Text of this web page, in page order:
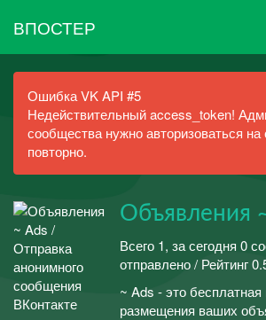
ВПОСТЕР
Ошибка VK API #5
Недействительный access_token!
сообщества нужно авторизоваться на
повторно.
Объявления
Всего 1, за сегодня 0
отправлено / Рейтинг
~ Ads - это
размещения ваших